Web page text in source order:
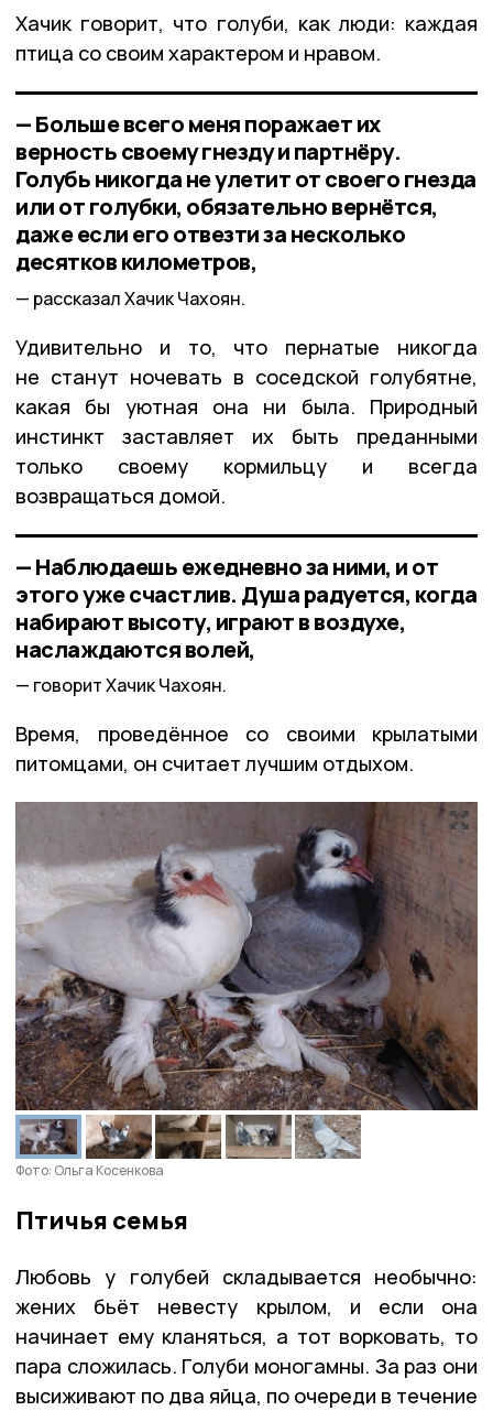
Хачик говорит, что голуби, как люди: каждая
птица со своим характером и нравом.
— Больше всего меня поражает их
верность своему гнезду и партнёру.
Голубь никогда не улетит от своего гнезда
или от голубки, обязательно вернётся,
даже если его отвезти за несколько
десятков километров,
рассказал Хачик Чахоян.
Удивительно и то, что пернатые никогда
не станут ночевать в соседской голубятне,
какая бы уютная она ни была. Природный
инстинкт заставляет их быть преданными
только своему кормильцу и всегда
возвращаться домой.
— Наблюдаешь ежедневно за ними, и от
этого уже счастлив. Душа радуется, когда
набирают высоту, играют в воздухе,
наслаждаются волей,
говорит Хачик Чахоян.
Время, проведённое со своими крылатыми
питомцами, он считает лучшим отдыхом.
Фото: Ольга Косенкова
Птичья семья
Любовь у голубей складывается необычно:
жених бьёт невесту крылом, и если она
начинает ему кланяться, а тот ворковать, то
пара сложилась. Голуби моногамны. За раз они
высиживают по два яйца, по очереди в течение